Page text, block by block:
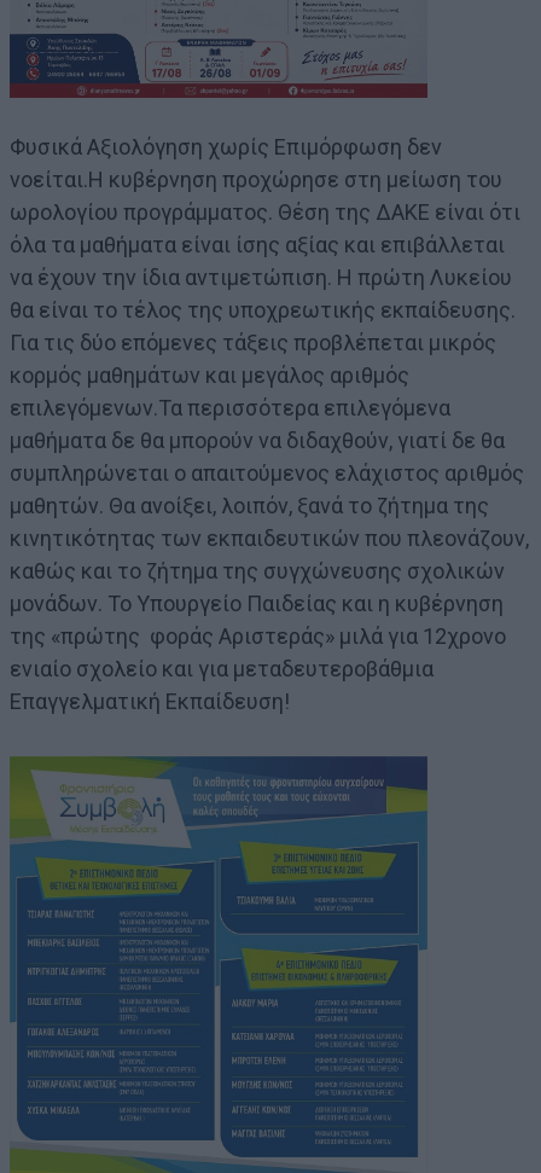
Φυσικά Αξιολόγηση χωρίς Επιμόρφωση δεν
νοείται.Η κυβέρνηση προχώρησε στη μείωση του
ωρολογίου προγράμματος. Θέση της ΔΑΚΕ είναι ότι
όλα τα μαθήματα είναι ίσης αξίας και επιβάλλεται
να έχουν την ίδια αντιμετώπιση. Η πρώτη Λυκείου
θα είναι το τέλος της υποχρεωτικής εκπαίδευσης.
Για τις δύο επόμενες τάξεις προβλέπεται μικρός
κορμός μαθημάτων και μεγάλος αριθμός
επιλεγόμενων.Τα περισσότερα επιλεγόμενα
μαθήματα δε θα μπορούν να διδαχθούν, γιατί δε θα
συμπληρώνεται ο απαιτούμενος ελάχιστος αριθμός
μαθητών. Θα ανοίξει, λοιπόν, ξανά το ζήτημα της
κινητικότητας των εκπαιδευτικών που πλεονάζουν,
καθώς και το ζήτημα της συγχώνευσης σχολικών
μονάδων. Το Υπουργείο Παιδείας και η κυβέρνηση
της «πρώτης φοράς Αριστεράς» μιλά για 12χρονο
ενιαίο σχολείο και για μεταδευτεροβάθμια
Επαγγελματική Εκπαίδευση!